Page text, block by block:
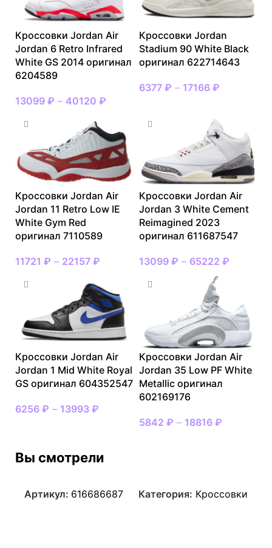
Кроссовки Jordan Air
Jordan 6 Retro Infrared
White GS 2014 оригинал
6204589
13099 ₽ – 40120 ₽
Кроссовки Jordan
Stadium 90 White Black
оригинал 622714643
6377 ₽ – 17166 ₽
Кроссовки Jordan Air
Jordan 11 Retro Low IE
White Gym Red
оригинал 7110589
11721 ₽ – 22157 ₽
Кроссовки Jordan Air
Jordan 3 White Cement
Reimagined 2023
оригинал 611687547
13099 ₽ – 65222 ₽
Кроссовки Jordan Air
Jordan 1 Mid White Royal
GS оригинал 604352547
6256 ₽ – 13993 ₽
Кроссовки Jordan Air
Jordan 35 Low PF White
Metallic оригинал
602169176
5842 ₽ – 18816 ₽
Вы смотрели
Артикул: 616686687 Категория: Кроссовки